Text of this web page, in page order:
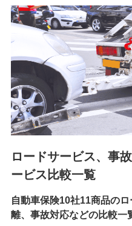
7.社員（従業者）の個人
人事･勤怠･健康・労務等の
退職関連処理等の各種手続
業員同士の連絡のため
8.取引先個人情報
取引先としての選定業務、
続き業務、取引管理業務、
のため
9.お問い合わせ情報
各種お問い合わせに対応する
10.受託業務の 個人情報
受託業務の遂行およびこれ
ロードサービス、事
ービス比較一覧
自動車保険10社11商品の
離、事故対応などの比較一